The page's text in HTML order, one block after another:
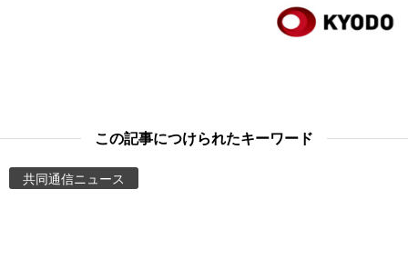
People
この記事につけられたキーワード
共同通信ニュース